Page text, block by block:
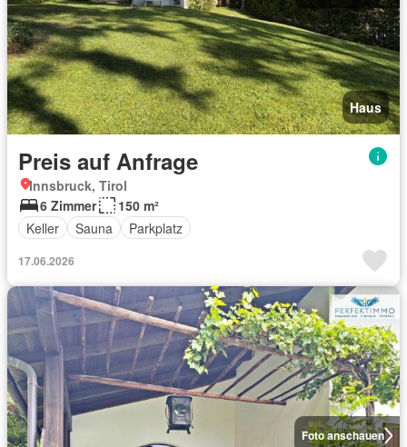
Haus
Preis auf Anfrage
Innsbruck, Tirol
6 Zimmer
150 m²
Keller
Sauna Parkplatz
17.06.2026
Foto anschauen